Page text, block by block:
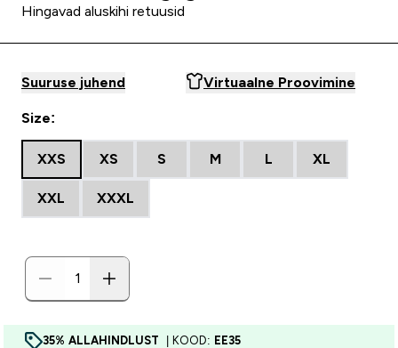
Hingavad aluskihi retuusid
Suuruse juhend Virtuaalne Proovimine
Size:
XXS XS S M L XL
XXL XXXL
35% ALLAHINDLUST | KOOD: EE35